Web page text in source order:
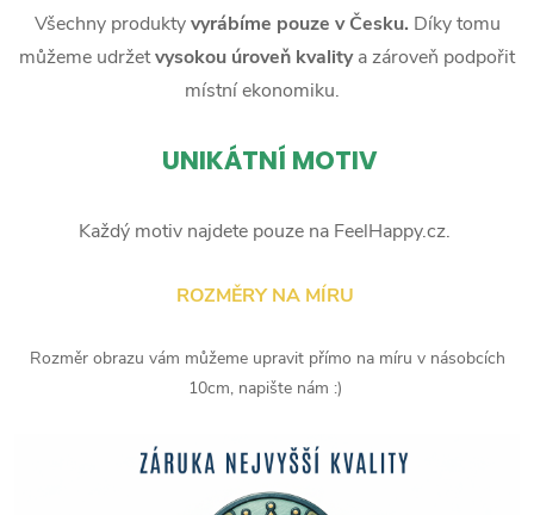
Všechny produktyvyrábíme pouze v Česku. Díky tomu
můžeme udržetvysokou úroveň kvalitya zároveň podpořit
místní ekonomiku.
UNIKÁTNÍ MOTIV
Každý motiv najdete pouze na FeelHappy.cz.
ROZMĚRY NA MÍRU
Rozměr obrazu vám můžeme upravit přímo na míru v násobcích
10cm, napište nám :)